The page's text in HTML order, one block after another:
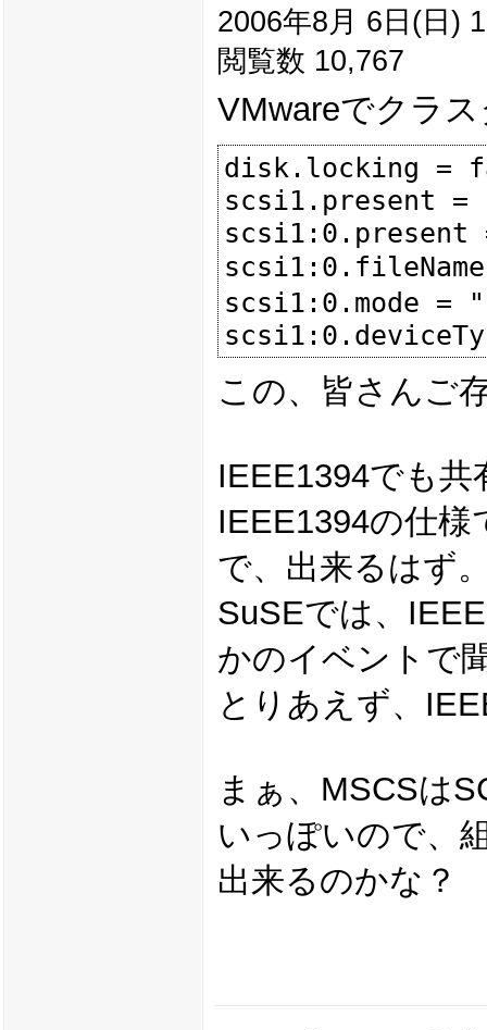
2006年8月 6日(日)
閲覧数 10,767
VMwareでクラ
disk.locking =
scsi1.present =
scsi1:0.present
scsi1:0.fileName
scsi1:0.mode =
この、皆さんご
IEEE1394でも
IEEE1394の仕
で、出来るはず
SuSEでは、
かのイベントで
とりあえず、
まぁ、MSCSは
いっぽいので、
出来るのかな？